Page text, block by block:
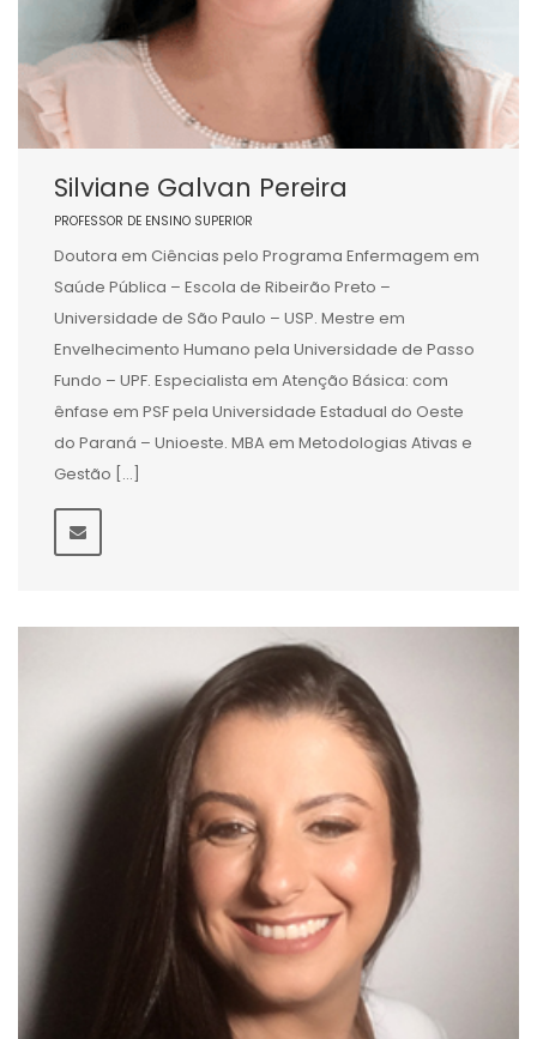
Silviane Galvan Pereira
PROFESSOR DE ENSINO SUPERIOR
Doutora em Ciências pelo Programa Enfermagem em
Saúde Pública – Escola de Ribeirão Preto –
Universidade de São Paulo – USP. Mestre em
Envelhecimento Humano pela Universidade de Passo
Fundo – UPF. Especialista em Atenção Básica: com
ênfase em PSF pela Universidade Estadual do Oeste
do Paraná – Unioeste. MBA em Metodologias Ativas e
Gestão […]